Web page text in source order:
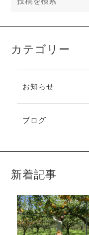
カテゴリー
お知らせ
ブログ
新着記事